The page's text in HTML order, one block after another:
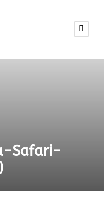
Safari-